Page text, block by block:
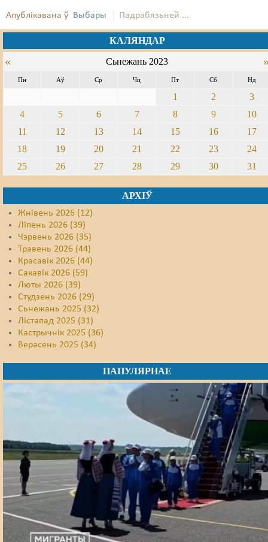
Апублікавана ў Выбары Падрабязьней ...
КАЛЯНДАР
« Сьнежань 2023
Пн Аў Ср Чц Пт Сб Нд
1 2
3
4
5 6 7 8 9
10
11
12 13 14 15 16
17
18
19 20 21 22 23
24
25
26 27 28 29 30 31
АРХІЎ
Жнівень 2026 (12)
Ліпень 2026 (39)
Чэрвень 2026 (35)
Травень 2026 (44)
Красавік 2026 (44)
Сакавік 2026 (59)
Люты 2026 (39)
Студзень 2026 (29)
Сьнежань 2025 (32)
Лістапад 2025 (31)
Кастрычнік 2025 (36)
Верасень 2025 (34)
ПАПУЛЯРНАЕ